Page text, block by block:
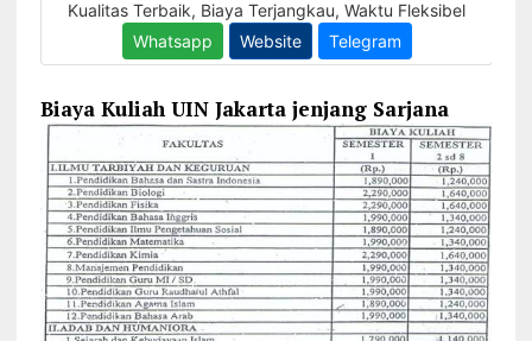
Biaya Kuliah UIN Jakarta jenjang Sarjana